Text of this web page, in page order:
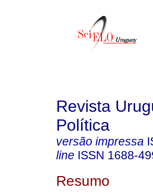
Revista
Política
versão impressa
line ISSN 1688-
Resumo